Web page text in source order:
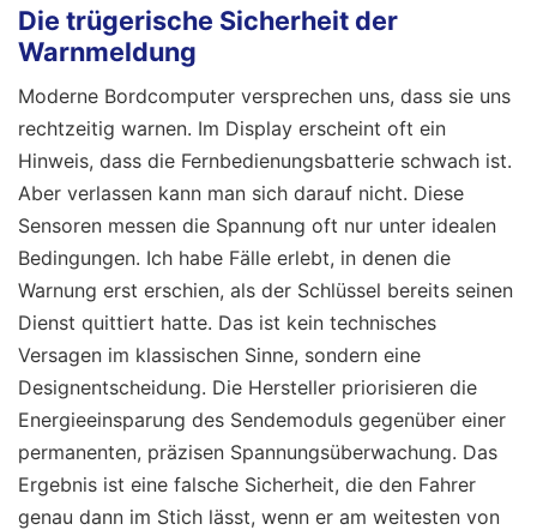
Die trügerische Sicherheit der
Warnmeldung
Moderne Bordcomputer versprechen uns, dass sie uns
rechtzeitig warnen. Im Display erscheint oft ein
Hinweis, dass die Fernbedienungsbatterie schwach ist.
Aber verlassen kann man sich darauf nicht. Diese
Sensoren messen die Spannung oft nur unter idealen
Bedingungen. Ich habe Fälle erlebt, in denen die
Warnung erst erschien, als der Schlüssel bereits seinen
Dienst quittiert hatte. Das ist kein technisches
Versagen im klassischen Sinne, sondern eine
Designentscheidung. Die Hersteller priorisieren die
Energieeinsparung des Sendemoduls gegenüber einer
permanenten, präzisen Spannungsüberwachung. Das
Ergebnis ist eine falsche Sicherheit, die den Fahrer
genau dann im Stich lässt, wenn er am weitesten von